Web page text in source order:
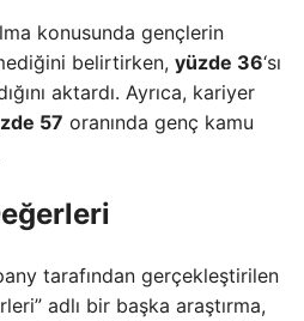
konusunda gençlerin
belirtirken, yüzde 36‘sı
aktardı. Ayrıca, kariyer
57 oranında genç kamu
tarafından gerçekleştirilen
adlı bir başka araştırma,